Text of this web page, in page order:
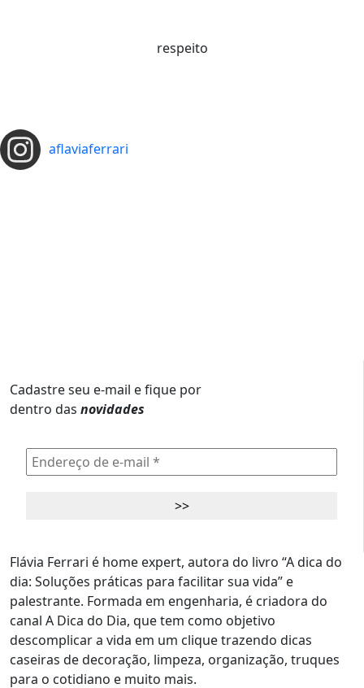
respeito
aflaviaferrari
Cadastre seu e-mail e fique por
dentro das novidades
Flávia Ferrari é home expert, autora do livro “A dica do
dia: Soluções práticas para facilitar sua vida” e
palestrante. Formada em engenharia, é criadora do
canal A Dica do Dia, que tem como objetivo
descomplicar a vida em um clique trazendo dicas
caseiras de decoração, limpeza, organização, truques
para o cotidiano e muito mais.